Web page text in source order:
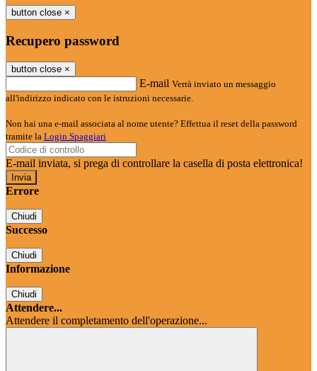
button close ×
Recupero password
button close ×
E-mail Verrà inviato un messaggio
all'indirizzo indicato con le istruzioni necessarie.
Non hai una e-mail associata al nome utente? Effettua il reset della password
tramite la Login Spaggiari
E-mail inviata, si prega di controllare la casella di posta elettronica!
Errore
Chiudi
Successo
Chiudi
Informazione
Chiudi
Attendere...
Attendere il completamento dell'operazione...